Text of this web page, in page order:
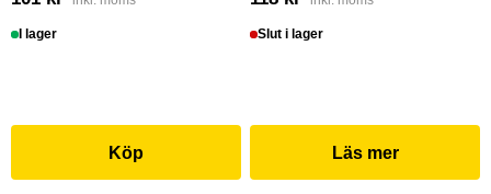
I lager
Köp
Slut i lager
Läs mer